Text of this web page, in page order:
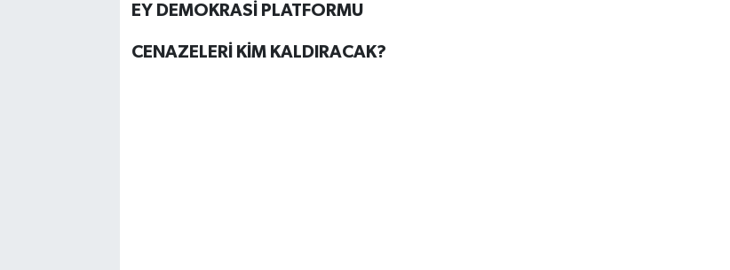
EY DEMOKRASİ PLATFORMU
CENAZELERİ KİM KALDIRACAK?